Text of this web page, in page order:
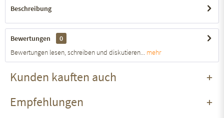
Beschreibung
Bewertungen
0
Bewertungen lesen, schreiben und diskutieren... mehr
Kunden kauften auch
Empfehlungen